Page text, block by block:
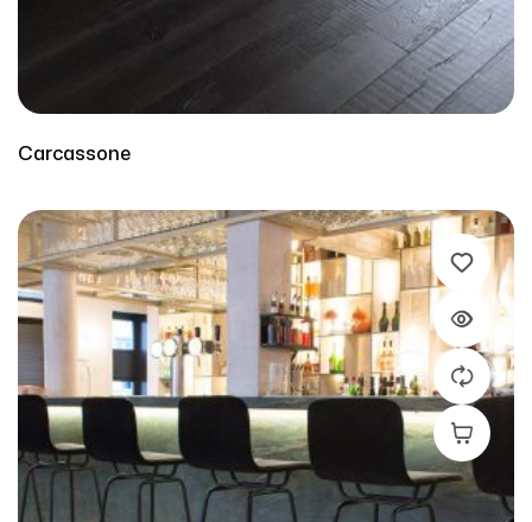
Carcassone
Leer Más